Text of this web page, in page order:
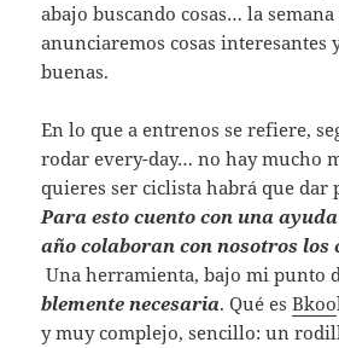
abajo buscando cosas… la
anunciaremos cosas interesantes
buenas.
En lo que a entrenos se refiere,
rodar every-day… no hay mucho
quieres ser ciclista habrá que dar
Para esto cuento con una
año colaboran con nosotros los
Una herramienta, bajo mi punto
blemente necesaria. Qué esBkoo
y muy complejo, sencillo: un